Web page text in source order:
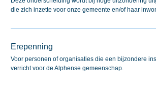
die zich inzette voor onze gemeente en/of haar
Erepenning
Voor personen of organisaties die een bijzondere
verricht voor de Alphense gemeenschap.